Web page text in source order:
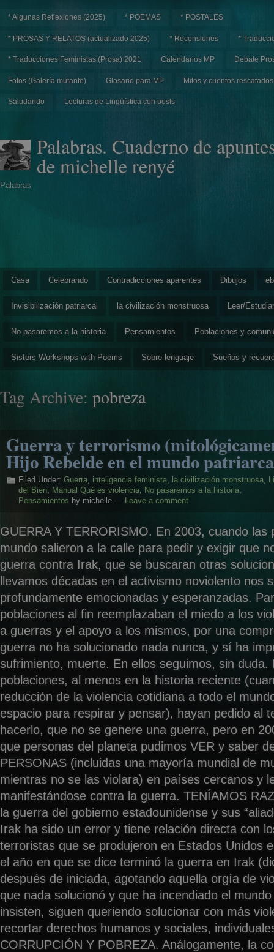
* Algunas Reflexiones (2025) * POEMAS * POSTALES
* PROSAS Y RELATOS (actualizado 2025) * Recensiones *
* Traducciones Feministas (Prosa) 2021 Calendarios MP Debate
Fotos (Galería mutante) Glosario para MP Mitos y cuentos rescatados
Saludando Lecturas de Lingüística con posts
Palabras. Cuaderno de
de michelle renyé
Palabras
Casa Celebrando Contradicciones aparentes Dibujos
Invisibilización patriarcal la civilización monstruosa Leer/Estudiar
No pasaremos a la historia Pensamientos Poblaciones y
Sisters Workshops with Poems Sobre lenguaje Sueños y
Tag Archive: pobreza
Guerra y terrorismo
Hijo Rebelde en el mundo
Filed Under: Guerra, inteligencia feminista, la civilización monstruosa,
del Bien, Manual Qué es violencia, No pasaremos a la historia,
Pensamientos by michelle — Leave a comment
GUERRA Y TERRORISMO. En 2003, cuando las
mundo salieron a la calle para pedir y exigir que
guerra contra Irak, que se buscaran otras
llevamos décadas en el activismo noviolento nos
profundamente emocionadas y esperanzadas.
poblaciones al fin reemplazaban el miedo a los
a guerras y el apoyo a los mismos, por una
guerra no ha solucionado nada nunca, y sí ha
sufrimiento, muerte. En ellos seguimos, sin duda.
poblaciones, al menos en la historia reciente
reducción de la violencia cotidiana a todo el
espacio para respirar y pensar), hayan pedido al
hacerlo, que no se genere una guerra, pero en
que personas del planeta pudimos VER y saber
PERSONAS (incluidas una mayoría mundial de
mientras no se las violara) en países cercanos y
manifestándose contra la guerra. TENÍAMOS
la guerra del gobierno estadounidense y sus
Irak ha sido un error y tiene relación directa con
terroristas que se produjeron en Estados Unidos
el año en que se dice terminó la guerra en Irak
después de iniciada, agotando aquella orgía de
que nada solucionó y que ha incendiado el
insisten, siguen queriendo solucionar con más
recortar derechos humanos y sociales,
CORRUPCIÓN Y POBREZA. Análogamente, la